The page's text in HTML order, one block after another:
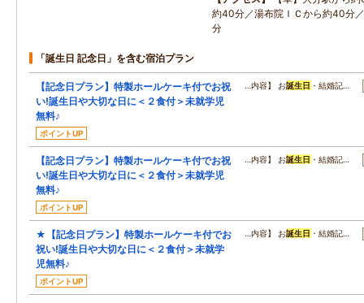
約40分／湯布院ＩＣから約40分
分
「誕生日 記念日」を含む宿泊プラン
【記念日プラン】特製ホールケーキ付でお祝
い!誕生日や大切な日に＜２食付＞未就学児
無料♪
ポイントUP
…内容】 お誕生日 ・結婚記…
【記念日プラン】特製ホールケーキ付でお祝
い!誕生日や大切な日に＜２食付＞未就学児
無料♪
ポイントUP
…内容】 お誕生日 ・結婚記…
★【記念日プラン】特製ホールケーキ付でお
祝い!誕生日や大切な日に＜２食付＞未就学
児無料♪
ポイントUP
…内容】 お誕生日 ・結婚記…